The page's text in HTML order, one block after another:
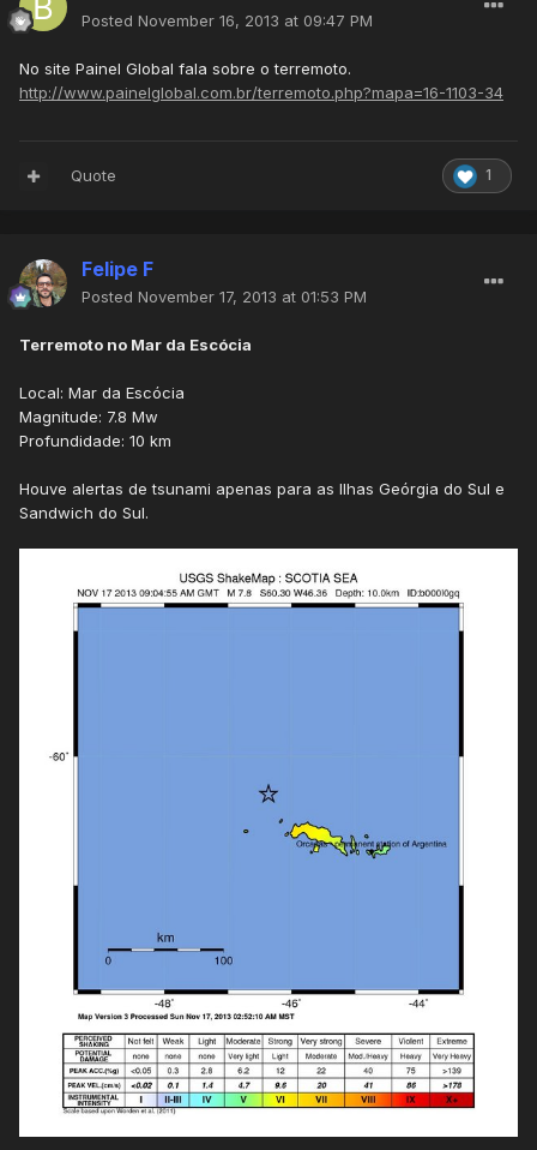
Posted November 16, 2013 at 09:47 PM
No site Painel Global fala sobre o terremoto.
http://www.painelglobal.com.br/terremoto.php?mapa=16-1103-34
1
Quote
Felipe F
Posted November 17, 2013 at 01:53 PM
Terremoto no Mar da Escócia
Local: Mar da Escócia
Magnitude: 7.8 Mw
Profundidade: 10 km
Houve alertas de tsunami apenas para as Ilhas Geórgia do Sul e
Sandwich do Sul.